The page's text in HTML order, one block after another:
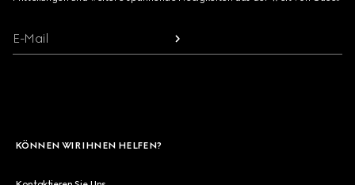
E-Mail
KÖNNEN WIR IHNEN HELFEN?